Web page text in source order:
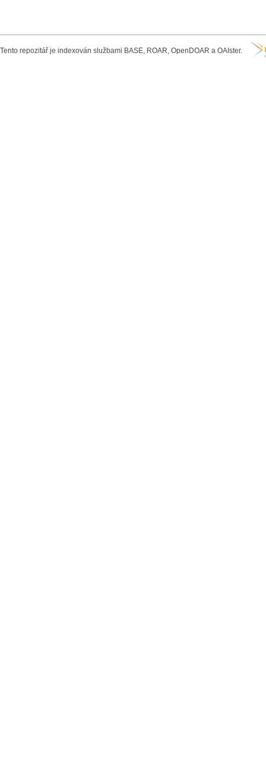
Tento repozitář je indexován službami BASE, ROAR, OpenDOAR a OAIster.